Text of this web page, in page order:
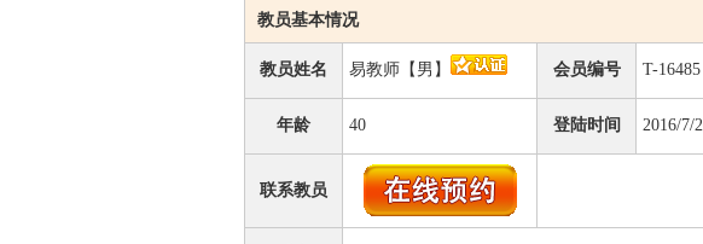
教员基本情况
教员姓名 易教师【男】 会员编号 T-16485
年龄 40 登陆时间 2016/7/
联系教员